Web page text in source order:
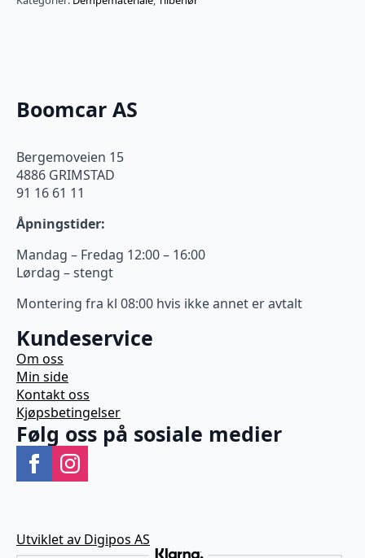
Boomcar AS
Bergemoveien 15
4886 GRIMSTAD
91 16 61 11
Åpningstider:
Mandag – Fredag 12:00 – 16:00
Lørdag – stengt
Montering fra kl 08:00 hvis ikke annet er avtalt
Kundeservice
Om oss
Min side
Kontakt oss
Kjøpsbetingelser
Følg oss på sosiale medier
Utviklet av Digipos AS